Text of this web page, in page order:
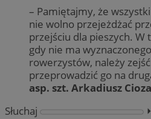
– Pamiętajmy, że
nie wolno przejeżdżać
przejściu dla pieszych. W
gdy nie ma
rowerzystów, należy
przeprowadzić go na
asp. szt. Arkadiusz
Słuchaj
⏵︎